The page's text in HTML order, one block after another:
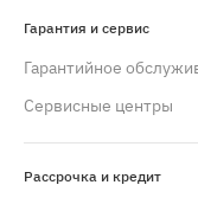
Гарантия и сервис
Гарантийное
Сервисные центры
Рассрочка и кредит